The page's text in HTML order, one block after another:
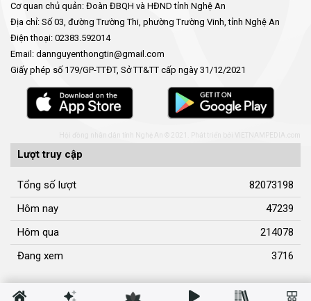
Cơ quan chủ quản: Đoàn ĐBQH và HĐND tỉnh Nghệ An
Địa chỉ: Số 03, đường Trường Thi, phường Trường Vinh, tỉnh Nghệ An
Điện thoại: 02383.592014
Email: dannguyenthongtin@gmail.com
Giấy phép số 179/GP-TTĐT, Sở TT&TT cấp ngày 31/12/2021
Hội đồng nhân dân tỉnh Nghệ An © 2021. Phát triển bởi
Lượt truy cập
Tổng số lượt
82073198
Hôm nay
47239
Hôm qua
214078
Đang xem
3716